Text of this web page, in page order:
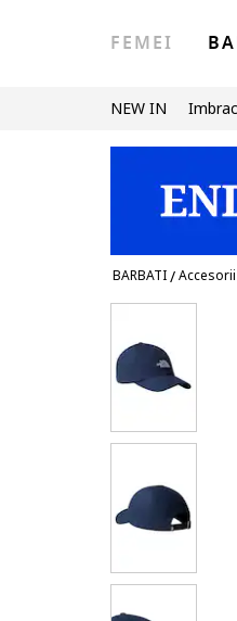
FEMEI
NEW IN
BARBATI/Accesorii